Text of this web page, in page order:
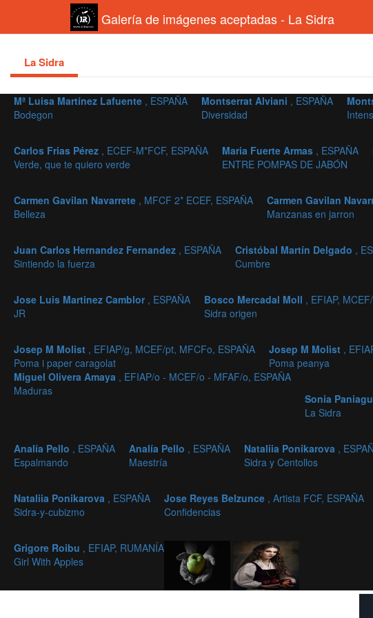
Galería de imágenes aceptadas - La Sidra
La Sidra
Mª Luisa Martínez Lafuente , ESPAÑA
Bodegon
Montserrat Alviani , ESPAÑA
Diversidad
Carlos Frias Pérez , ECEF-M*FCF, ESPAÑA
Verde, que te quiero verde
Maria Fuerte Armas , ESPAÑA
ENTRE POMPAS DE JABÓN
Carmen Gavilan Navarrete , MFCF 2* ECEF, ESPAÑA
Belleza
Carmen Gavilan
Manzanas en jarron
Juan Carlos Hernandez Fernandez , ESPAÑA
Sintiendo la fuerza
Cristóbal Martín Delgado ,
Cumbre
Jose Luis Martinez Camblor , ESPAÑA
JR
Bosco Mercadal Moll , EFIAP,
Sidra origen
Josep M Molist , EFIAP/g, MCEF/pt, MFCFo, ESPAÑA
Poma i paper caragolat
Josep M Molist ,
Poma peanya
Miguel Olivera Amaya , EFIAP/o - MCEF/o - MFAF/o, ESPAÑA
Maduras
Sonia
La Sidra
Analía Pello , ESPAÑA
Espalmando
Analía Pello , ESPAÑA
Maestría
Nataliia Ponikarova ,
Sidra y Centollos
Nataliia Ponikarova , ESPAÑA
Sidra-y-cubizmo
Jose Reyes Belzunce , Artista FCF, ESPAÑA
Confidencias
Grigore Roibu , EFIAP, RUMANÍA
Girl With Apples